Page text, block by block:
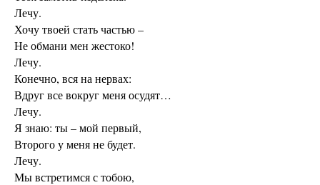
Лечу.
Хочу твоей стать частью –
Не обмани мен жестоко!
Лечу.
Конечно, вся на нервах:
Вдруг все вокруг меня осудят…
Лечу.
Я знаю: ты – мой первый,
Второго у меня не будет.
Лечу.
Мы встретимся с тобою,